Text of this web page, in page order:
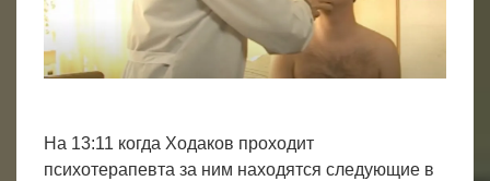
На 13:11 когда Ходаков проходит
психотерапевта за ним находятся следующие в